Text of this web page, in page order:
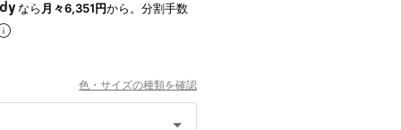
なら月々6,351円から。分割手数
色・サイズの種類を確認